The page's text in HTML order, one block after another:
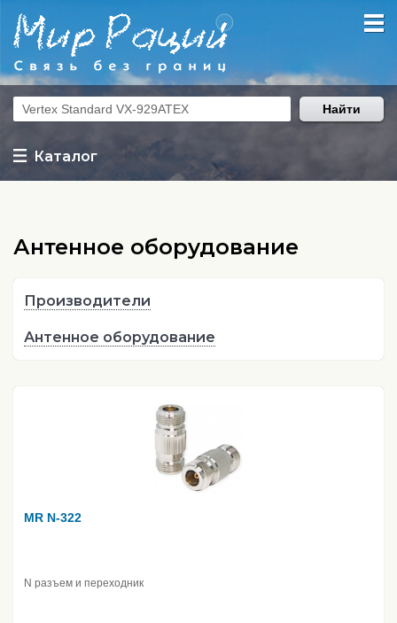
Каталог
Найти
Антенное оборудование
Производители
Антенное оборудование
MR N-322
N разъем и переходник